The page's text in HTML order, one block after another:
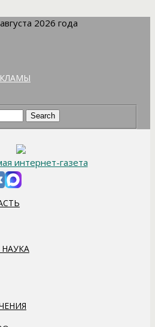
2026 года
интернет-газета